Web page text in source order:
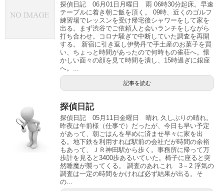
探偵日記 06月01日月曜日 雨 06時30分起床。早速
テーブルに着き朝ご飯を頂く。 09時、近くのゴルフ
練習場でレッスンを受け帰宅後シャワーをして家を
出る。まず渋谷でご依頼人と会いランチをしながら
打ち合わせ。コロナ騒ぎで中断していた調査を再開
する。 新宿に引き返し伊勢丹で手土産のお菓子を買
い、ちょっと時間があったので何時もの雀荘へ。懐
かしい面々の顔を見て時間を潰し、15時過ぎに銀座
へ。...
記事を読む
探偵日記
探偵日記 05月11日金曜日 晴れ 久しぶりの晴れ。
昨夜は午前様（仕事で）だったが、今日も早い予定
があって、朝ごはんを早めに済ませ早々に家を出
る。地下鉄を利用すれば駅前の会社だが時間の余裕
もあって、ＪＲ神田駅から歩く。事務所に帰って万
歩計を見ると3400歩あるいていた。椅子に座ると突
然睡魔が襲ってくる。 調査のあれこれ 3－2 浮気の
調査は一定の時間をかければ必ず結果が出る。そ
の...